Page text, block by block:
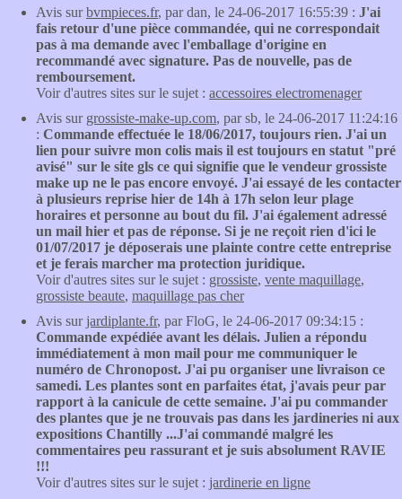
Avis surbvmpieces.fr, par dan, le 24-06-2017 16:55:39 : J'ai
fais retour d'une pièce commandée, qui ne correspondait
pas à ma demande avec l'emballage d'origine en
recommandé avec signature. Pas de nouvelle, pas de
remboursement.
Voir d'autres sites sur le sujet : accessoires electromenager
Avis sur grossiste-make-up.com, par sb, le 24-06-2017 11:24:16
: Commande effectuée le 18/06/2017, toujours rien. J'ai un
lien pour suivre mon colis mais il est toujours en statut "pré
avisé" sur le site gls ce qui signifie que le vendeur grossiste
make up ne le pas encore envoyé. J'ai essayé de les contacter
à plusieurs reprise hier de 14h à 17h selon leur plage
horaires et personne au bout du fil. J'ai également adressé
un mail hier et pas de réponse. Si je ne reçoit rien d'ici le
01/07/2017 je déposerais une plainte contre cette entreprise
et je ferais marcher ma protection juridique.
Voir d'autres sites sur le sujet : grossiste, vente maquillage,
grossiste beaute, maquillage pas cher
Avis surjardiplante.fr, par FloG, le 24-06-2017 09:34:15 :
Commande expédiée avant les délais. Julien a répondu
immédiatement à mon mail pour me communiquer le
numéro de Chronopost. J'ai pu organiser une livraison ce
samedi. Les plantes sont en parfaites état, j'avais peur par
rapport à la canicule de cette semaine. J'ai pu commander
des plantes que je ne trouvais pas dans les jardineries ni aux
expositions Chantilly ...J'ai commandé malgré les
commentaires peu rassurant et je suis absolument RAVIE
!!!
Voir d'autres sites sur le sujet : jardinerie en ligne